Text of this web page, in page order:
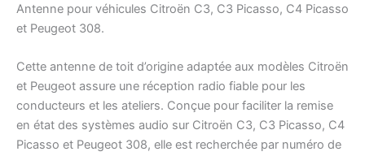
Antenne pour véhicules Citroën C3, C3 Picasso, C4 Picasso
et Peugeot 308.
Cette antenne de toit d’origine adaptée aux modèles Citroën
et Peugeot assure une réception radio fiable pour les
conducteurs et les ateliers. Conçue pour faciliter la remise
en état des systèmes audio sur Citroën C3, C3 Picasso, C4
Picasso et Peugeot 308, elle est recherchée par numéro de